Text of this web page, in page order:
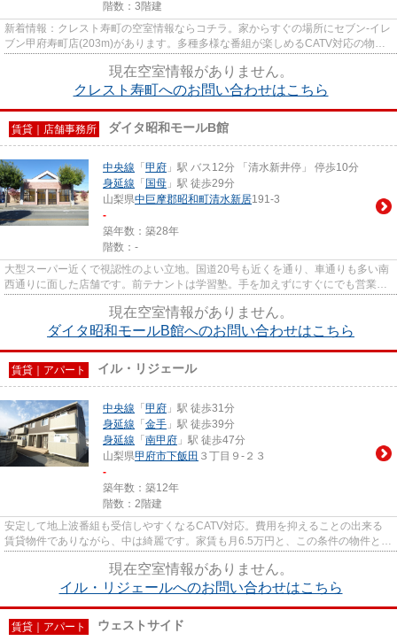
階数：3階建
新着情報：クレスト寿町の空室情報ならコチラ。家からすぐの場所にセブン-イレ
ブン甲府寿町店(203m)があります。多種多様な番組が楽しめるCATV対応の物件
現在空室情報がありません。
クレスト寿町へのお問い合わせはこちら
賃貸｜店舗事務所 ダイタ昭和モールB館
中央線 「 甲府 」駅 バス12分 「清水新井停」 停歩10分
身延線 「 国母 」駅 徒歩29分
山梨県中巨摩郡昭和町清水新居191-3
-
築年数：築28年
階数：-
大型スーパー近くで視認性のよい立地。国道20号も近くを通り、車通りも多い南
西通りに面した店舗です。前テナントは学習塾。手を加えずにすぐにでも営業で
現在空室情報がありません。
ダイタ昭和モールB館へのお問い合わせはこちら
賃貸｜アパート イル・リジェール
中央線 「 甲府 」駅 徒歩31分
身延線 「 金手 」駅 徒歩39分
身延線 「 南甲府 」駅 徒歩47分
山梨県甲府市下飯田 ３丁目９-２３
-
築年数：築12年
階数：2階建
安定して地上波番組も受信しやすくなるCATV対応。費用を抑えることの出来る
賃貸物件でありながら、中は綺麗です。家賃も月6.5万円と、この条件の物件とし
現在空室情報がありません。
イル・リジェールへのお問い合わせはこちら
賃貸｜アパート ウェストサイド